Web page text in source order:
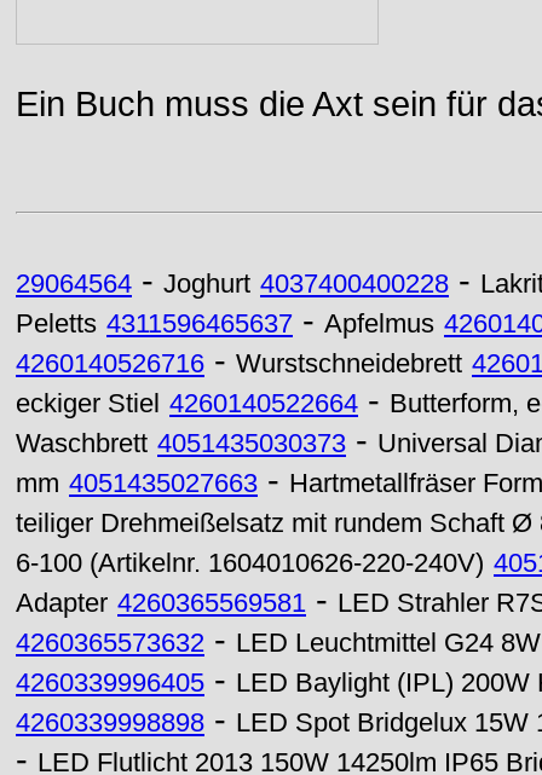
Ein Buch muss die Axt sein für
29064564 - Joghurt 4037400400228 -
Peletts 4311596465637 - Apfelmus
4260140526716 - Wurstschneidebrett
eckiger Stiel 4260140522664 - Butterform,
Waschbrett 4051435030373 - Universal
mm 4051435027663 - Hartmetallfräser
teiliger Drehmeißelsatz mit rundem Schaft Ø
6-100 (Artikelnr. 1604010626-220-240V)
Adapter 4260365569581 - LED Strahler
4260365573632 - LED Leuchtmittel G24
4260339996405 - LED Baylight (IPL) 200W
4260339998898 - LED Spot Bridgelux 15W
- LED Flutlicht 2013 150W 14250lm IP65